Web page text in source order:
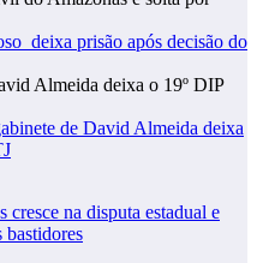
deixa prisão após decisão do
de David Almeida deixa
cresce na disputa estadual e
bastidores